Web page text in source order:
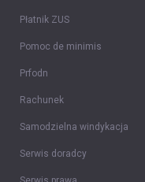
Płatnik ZUS
Pomoc de minimis
Prfodn
Rachunek
Samodzielna windykacja
Serwis doradcy